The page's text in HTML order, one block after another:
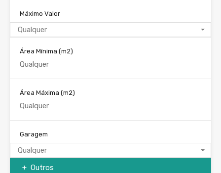
Máximo Valor
Qualquer
Área Mínima (m2)
Área Máxima (m2)
Garagem
Qualquer
Outros